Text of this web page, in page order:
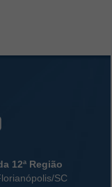
12ª Região
SC